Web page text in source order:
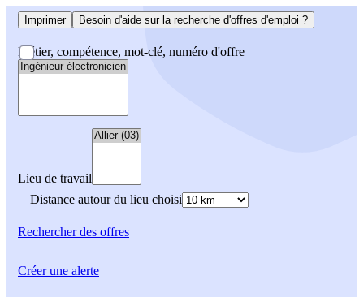
Imprimer Besoin d'aide sur la recherche d'offres d'emploi ?
Métier, compétence, mot-clé, numéro d'offre
Lieu de travail
Distance autour du lieu choisi
Rechercherdes offres
Créer une alerte